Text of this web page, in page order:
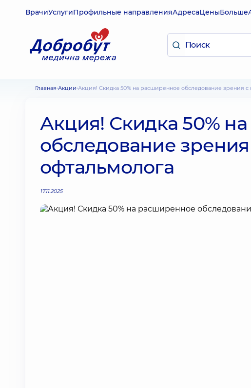
ВрачиУслугиПрофильные направленияАдресаЦеныБольше
Главная Акции Акция! Скидка 50% на расширенное обследование зрения с
Акция! Скидка 50%
обследование
офтальмолога
17.11.2025